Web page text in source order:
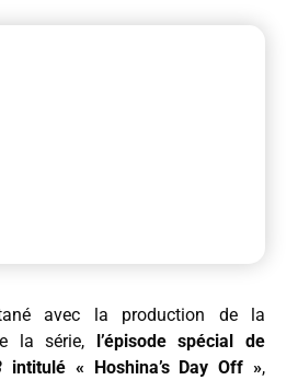
avec la production de la
la série,
l’épisode spécial de
intitulé « Hoshina’s Day Off »,